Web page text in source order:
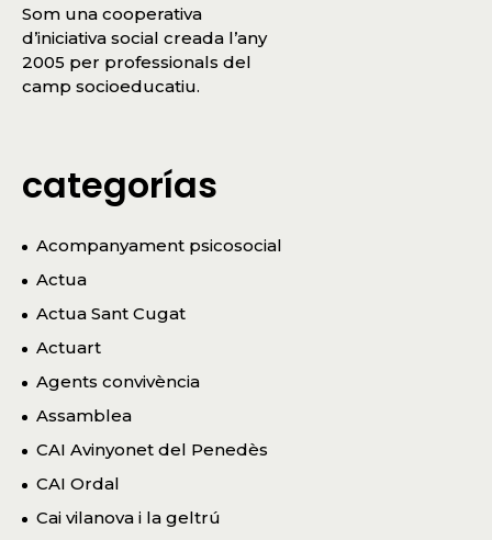
Som una cooperativa
d’iniciativa social creada l’any
2005 per professionals del
camp socioeducatiu.
categorías
Acompanyament psicosocial
Actua
Actua Sant Cugat
Actuart
Agents convivència
Assamblea
CAI Avinyonet del Penedès
CAI Ordal
Cai vilanova i la geltrú